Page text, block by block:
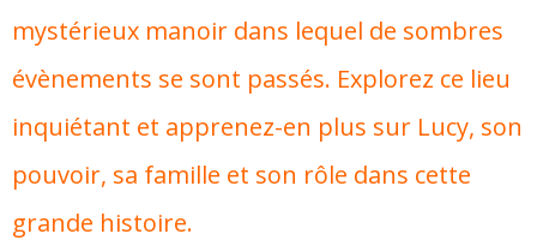
mystérieux manoir dans lequel de sombres
évènements se sont passés. Explorez ce lieu
inquiétant et apprenez-en plus sur Lucy, son
pouvoir, sa famille et son rôle dans cette
grande histoire.